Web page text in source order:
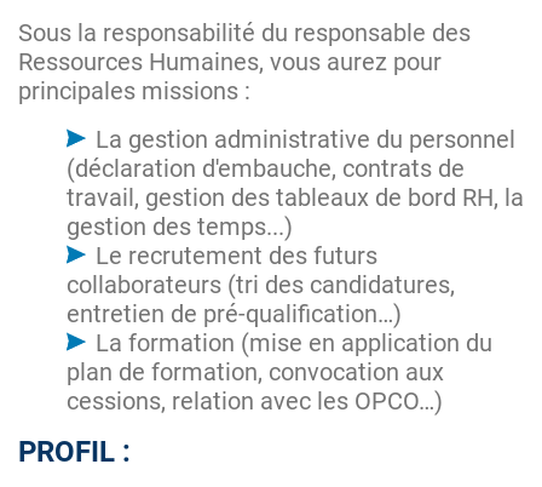
Sous la responsabilité du responsable des
Ressources Humaines, vous aurez pour
principales missions :
La gestion administrative du personnel
(déclaration d'embauche, contrats de
travail, gestion des tableaux de bord RH, la
gestion des temps...)
Le recrutement des futurs
collaborateurs (tri des candidatures,
entretien de pré-qualification…)
La formation (mise en application du
plan de formation, convocation aux
cessions, relation avec les OPCO…)
PROFIL :